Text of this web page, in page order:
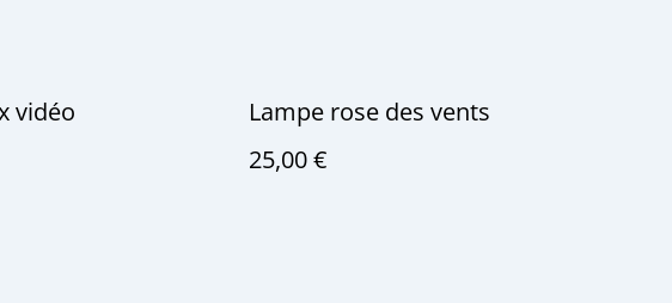
vidéo
Lampe rose des vents
25,00 €